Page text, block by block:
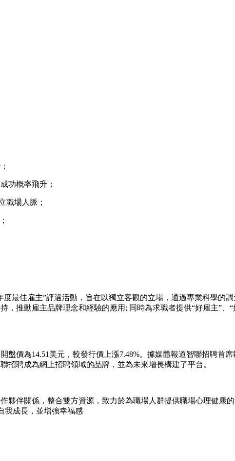
功概率飛升；
職場人脈；
最佳雇主”評選活動，旨在以獨立客觀的立場，通過專業科學的
推動雇主品牌理念和經驗的應用; 同時為求職者提供“好雇主”、
價為14.51美元，較發行價上漲7.48%。據媒體報道智聯招聘首
聘成為網上招聘領域的品牌，並為未來增長構建了平台。
夥伴關係，整合雙方資源，致力於為職場人群提供職場心理健康
我成長，並增強幸福感